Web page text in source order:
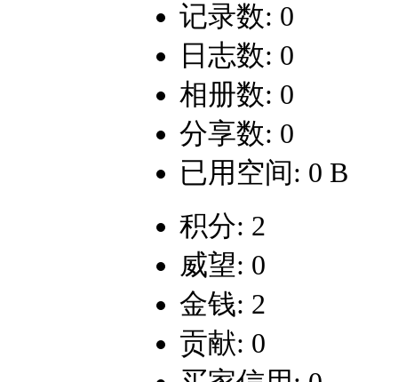
记录数: 0
日志数: 0
相册数: 0
分享数: 0
已用空间: 0 B
积分: 2
威望: 0
金钱: 2
贡献: 0